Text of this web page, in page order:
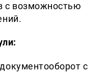
с возможностью
с